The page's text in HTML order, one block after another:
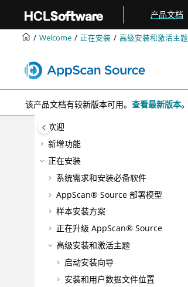
产品文档
Welcome 正在安装 高级安装和激活主题
该产品文档有较新版本可用。 查看最新版本。
欢迎
新增功能
正在安装
系统需求和安装必备软件
AppScan® Source 部署模型
样本安装方案
正在升级 AppScan® Source
高级安装和激活主题
启动安装向导
安装和用户数据文件位置